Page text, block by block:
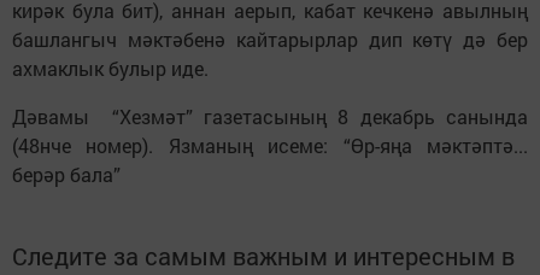
кирәк була бит), аннан аерып, кабат кечкенә авылның
башлангыч мәктәбенә кайтарырлар дип көтү дә бер
ахмаклык булыр иде.
Дәвамы “Хезмәт” газетасының 8 декабрь санында
(48нче номер). Язманың исеме: “Өр-яңа мәктәптә...
берәр бала”
Следите за самым важным и интересным в